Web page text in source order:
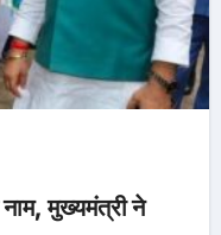
नाम, मुख्यमंत्री ने